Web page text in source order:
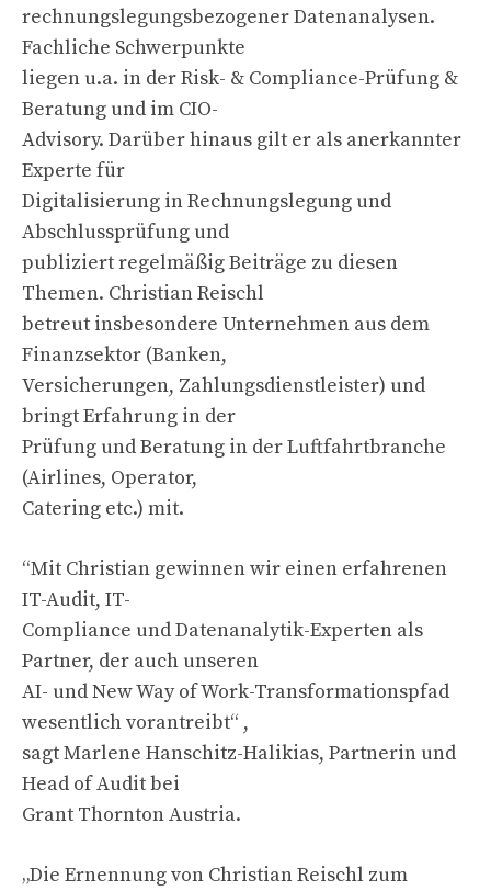
rechnungslegungsbezogener Datenanalysen.
Fachliche Schwerpunkte
liegen u.a. in der Risk- & Compliance-Prüfung &
Beratung und im CIO-
Advisory. Darüber hinaus gilt er als anerkannter
Experte für
Digitalisierung in Rechnungslegung und
Abschlussprüfung und
publiziert regelmäßig Beiträge zu diesen
Themen. Christian Reischl
betreut insbesondere Unternehmen aus dem
Finanzsektor (Banken,
Versicherungen, Zahlungsdienstleister) und
bringt Erfahrung in der
Prüfung und Beratung in der Luftfahrtbranche
(Airlines, Operator,
Catering etc.) mit.
“Mit Christian gewinnen wir einen erfahrenen
IT-Audit, IT-
Compliance und Datenanalytik-Experten als
Partner, der auch unseren
AI- und New Way of Work-Transformationspfad
wesentlich vorantreibt“ ,
sagt Marlene Hanschitz-Halikias, Partnerin und
Head of Audit bei
Grant Thornton Austria.
„Die Ernennung von Christian Reischl zum